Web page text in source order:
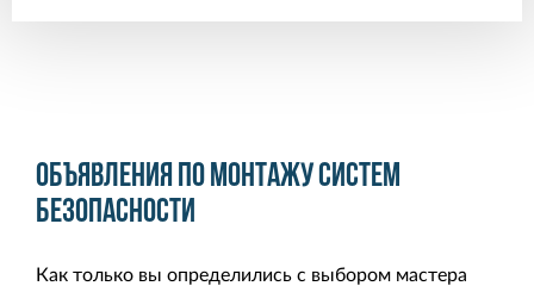
Объявления по монтажу систем
безопасности
Как только вы определились с выбором мастера